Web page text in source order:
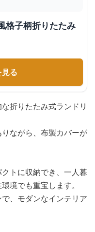
格子柄折りたたみ
る
折りたたみ式ランドリ
ながら、布製カバーが
トに収納でき、一人暮
境でも重宝します。
、モダンなインテリア